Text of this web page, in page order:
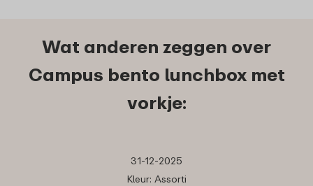
Wat anderen zeggen over
Campus bento lunchbox met
vorkje:
31-12-2025
Kleur: Assorti